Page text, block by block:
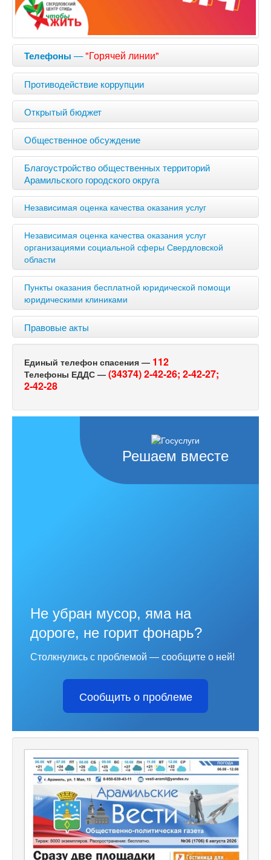
Телефоны —"Горячей линии"
Противодействие коррупции
Открытый бюджет
Общественное обсуждение
Благоустройство общественных территорий
Арамильского городского округа
Независимая оценка качества оказания услуг
Независимая оценка качества оказания услуг
организациями социальной сферы Свердловской
области
Пункты оказания бесплатной юридической помощи
юридическими клиниками
Правовые акты
Единый телефон спасения — 112
Телефоны ЕДДС — (34374) 2-42-26; 2-42-27;
2-42-28
Решаем вместе
Не убран мусор, яма на
дороге, не горит фонарь?
Столкнулись с проблемой — сообщите о ней!
Сообщить о проблеме